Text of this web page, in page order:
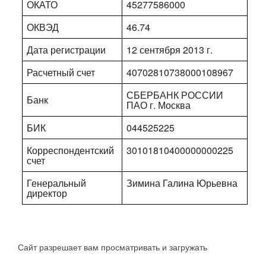
ОКАТО
45277586000
ОКВЭД
46.74
Дата регистрации
12 сентября 2013 г.
Расчетный счет
40702810738000108967
Банк
СБЕРБАНК РОССИИ
ПАО г. Москва
БИК
044525225
Корреспондентский
счет
30101810400000000225
Генеральный
директор
Зимина Галина Юрьевна
Сайт разрешает вам просматривать и загружать